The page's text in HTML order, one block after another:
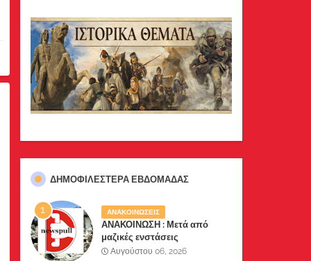
ΔΗΜΟΦΙΛΈΣΤΕΡΑ ΕΒΔΟΜΆΔΑΣ
ΑΝΑΚΟΙΝΩΣΕΙΣ
ΑΝΑΚΟΙΝΩΣΗ : Μετά από
μαζικές ενστάσεις
αναγνωστών μας, το site μας
Αυγούστου 06, 2026